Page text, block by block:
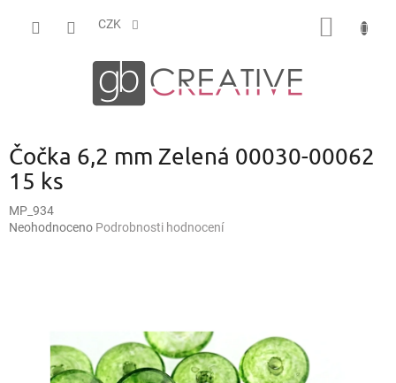
CZK
Čočka 6,2 mm Zelená 00030-00062
15 ks
MP_934
Průměrné
hvězdiček.
Neohodnoceno Podrobnosti hodnocení